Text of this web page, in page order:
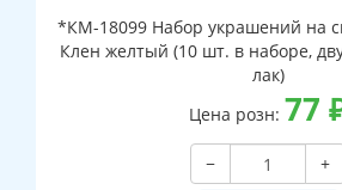
*КМ-18099 Набор украшений на
Клен желтый (10 шт. в наборе,
лак)
Цена розн: 77
−
+